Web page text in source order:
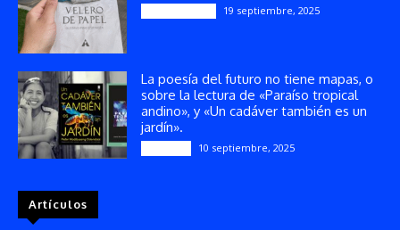
19 septiembre, 2025
La poesía del futuro no tiene mapas, o
sobre la lectura de «Paraíso tropical
andino», y «Un cadáver también es un
jardín».
10 septiembre, 2025
Artículos